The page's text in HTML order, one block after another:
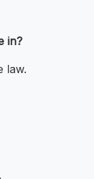
in?
law.